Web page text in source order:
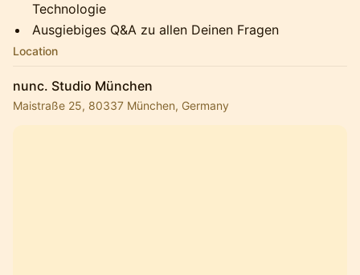
Technologie
​Ausgiebiges Q&A zu allen Deinen Fragen
Location
nunc. Studio München
Maistraße 25, 80337 München, Germany